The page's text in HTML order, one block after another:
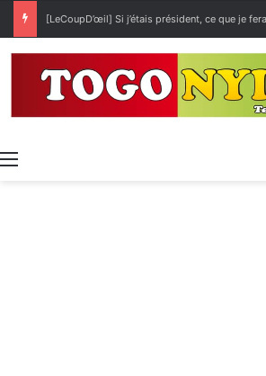
[LeCoupD’œil] Si j’étais président, ce que je
Menu